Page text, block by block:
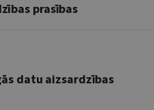
prasības
datu aizsardzības